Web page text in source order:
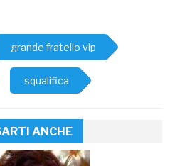
grande fratello vip
squalifica
ANCHE